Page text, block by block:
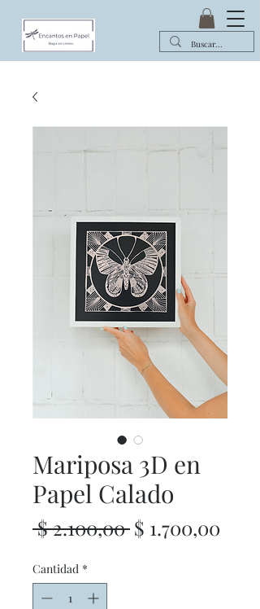
Mariposa 3D en
Papel Calado
$ 2.100,00 Precio
$ 1.700,00
Cantidad *